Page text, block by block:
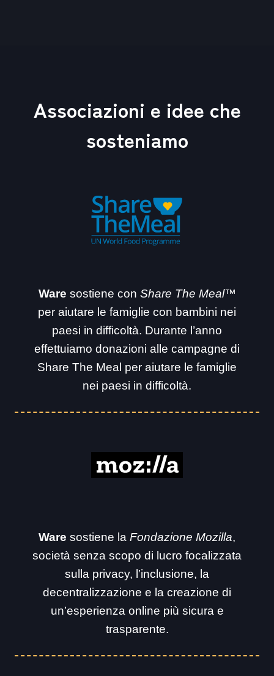
Associazioni e idee che
sosteniamo
Ware sostiene con Share The Meal™
per aiutare le famiglie con bambini nei
paesi in difficoltà. Durante l’anno
effettuiamo donazioni alle campagne di
Share The Meal per aiutare le famiglie
nei paesi in difficoltà.
Ware sostiene la Fondazione Mozilla,
società senza scopo di lucro focalizzata
sulla privacy, l’inclusione, la
decentralizzazione e la creazione di
un’esperienza online più sicura e
trasparente.